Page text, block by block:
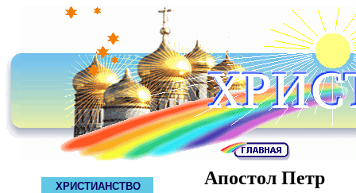
ХРИСТИАНСТВО Апостол Петр